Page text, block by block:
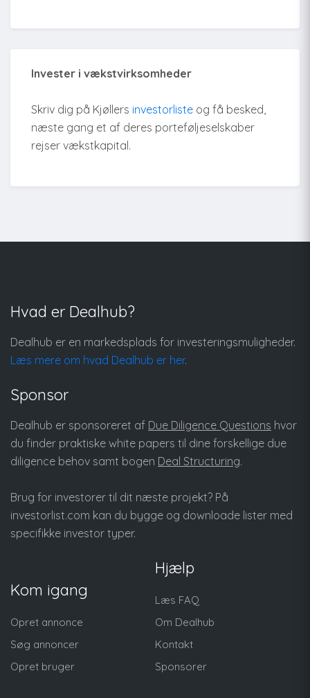
Invester i vækstvirksomheder
Skriv dig på Kjøllers investorliste og få besked,
næste gang et af deres porteføljeselskaber
rejser vækstkapital.
Hvad er Dealhub?
Dealhub er en markedsplads for investeringsmuligheder.
Læs mere om hvad Dealhub er her.
Sponsor
Dealhub er sponsoreret af Due Diligence Questions hvor
du finder praktiske white papers til dine forskellige due
diligence behov samt bogen Deal Structuring.
Brug for investorer til dit næste projekt? På
investorlist.com kan du bygge og downloade lister med
specifikke investor typer.
Kom igang
Opret annonce
Søg annoncer
Opret bruger
Hjælp
Læs FAQ
Om Dealhub
Kontakt
Sponsorer